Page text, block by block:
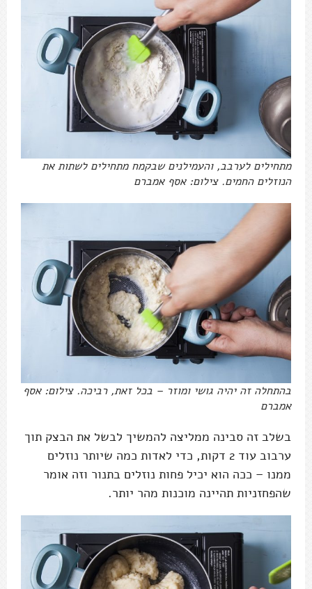
מתחילים לערבב, והעמילנים שבקמח מתחילים לשתות את
הנוזלים החמים. צילום: אסף אמברם
בהתחלה זה יהיה גושי ומוזר – בכל זאת, רביכה. צילום: אסף
אמברם
בשלב זה סבינה ממליצה להמשיך לבשל את הבצק תוך
ערבוב עוד 2 דקות, כדי לאדות כמה שיותר נוזלים
ממנו – ככה הוא יכיל פחות נוזלים בתנור וזה אומר
שהפחזניות תהיינה מוכנות מהר יותר.